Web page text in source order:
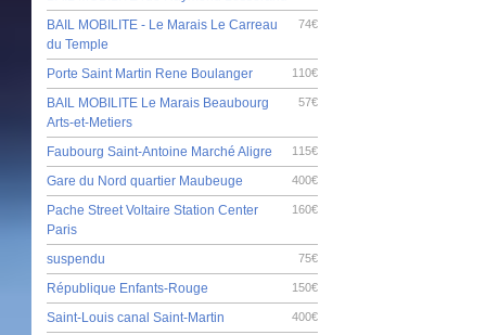
74€
BAIL MOBILITE - Le Marais Le Carreau
du Temple
110€
Porte Saint Martin Rene Boulanger
57€
BAIL MOBILITE Le Marais Beaubourg
Arts-et-Metiers
115€
Faubourg Saint-Antoine Marché Aligre
400€
Gare du Nord quartier Maubeuge
160€
Pache Street Voltaire Station Center
Paris
75€
suspendu
150€
République Enfants-Rouge
400€
Saint-Louis canal Saint-Martin